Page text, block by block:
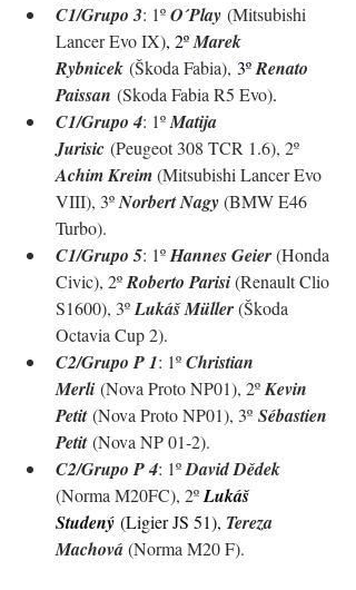
C1/Grupo 3: 1º O´Play (Mitsubishi
Lancer Evo IX), 2º Marek
Rybnicek (Škoda Fabia), 3º Renato
Paissan (Skoda Fabia R5 Evo).
C1/Grupo 4: 1º Matija
Jurisic (Peugeot 308 TCR 1.6), 2º
Achim Kreim (Mitsubishi Lancer Evo
VIII), 3º Norbert Nagy (BMW E46
Turbo).
C1/Grupo 5: 1º Hannes Geier (Honda
Civic), 2º Roberto Parisi (Renault Clio
S1600), 3º Lukáš Müller (Škoda
Octavia Cup 2).
C2/Grupo P 1: 1º Christian
Merli (Nova Proto NP01), 2º Kevin
Petit (Nova Proto NP01), 3º Sébastien
Petit (Nova NP 01-2).
C2/Grupo P 4: 1º David Dědek
(Norma M20FC), 2º Lukáš
Studený (Ligier JS 51), Tereza
Machová (Norma M20 F).